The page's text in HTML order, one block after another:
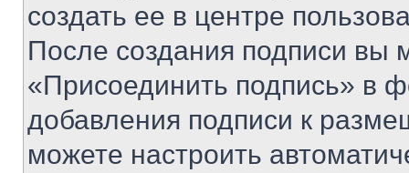
создать ее в центре
После создания подписи вы
«Присоединить подпись» в
добавления подписи к
можете настроить